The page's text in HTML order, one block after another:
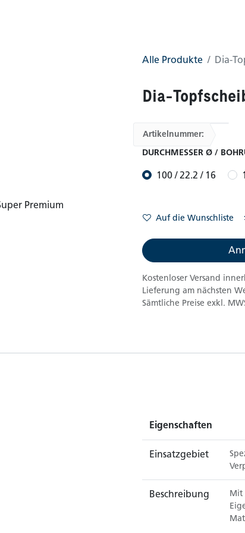
Alle Produkte Dia-
Dia-
Artikelnummer:
DURCHMESSER Ø /
100 / 22.2 / 16
Auf die Wunschliste
Kostenloser Versand
Lieferung am nächsten
Sämtliche Preise exkl.
Eigenschaften
Einsatzgebiet
Beschreibung
Mit